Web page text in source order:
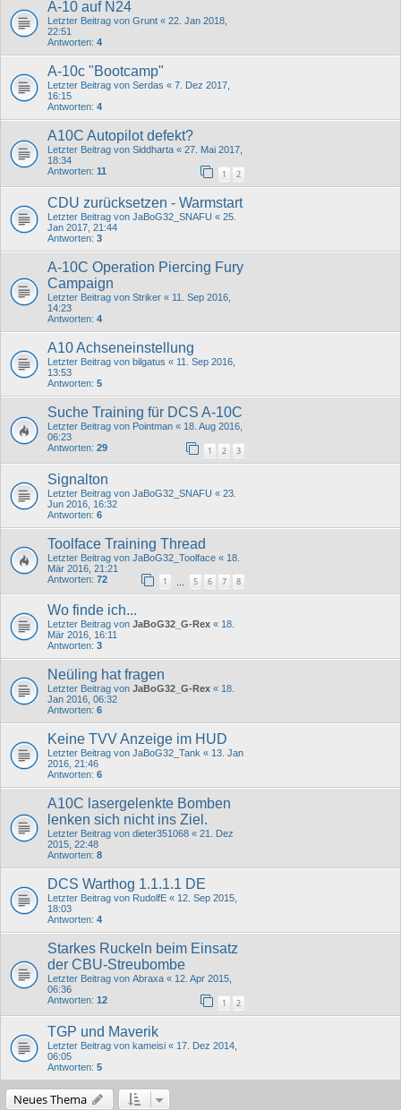
A-10 auf N24
Letzter Beitrag von Grunt « 22. Jan 2018,
22:51
Antworten: 4
A-10c "Bootcamp"
Letzter Beitrag von Serdas « 7. Dez 2017,
16:15
Antworten: 4
A10C Autopilot defekt?
Letzter Beitrag von Siddharta « 27. Mai 2017,
18:34
Antworten: 11 1 2
CDU zurücksetzen - Warmstart
Letzter Beitrag von JaBoG32_SNAFU « 25.
Jan 2017, 21:44
Antworten: 3
A-10C Operation Piercing Fury
Campaign
Letzter Beitrag von Striker « 11. Sep 2016,
14:23
Antworten: 4
A10 Achseneinstellung
Letzter Beitrag von bilgatus « 11. Sep 2016,
13:53
Antworten: 5
Suche Training für DCS A-10C
Letzter Beitrag von Pointman « 18. Aug 2016,
06:23
Antworten: 29 1 2 3
Signalton
Letzter Beitrag von JaBoG32_SNAFU « 23.
Jun 2016, 16:32
Antworten: 6
Toolface Training Thread
Letzter Beitrag von JaBoG32_Toolface « 18.
Mär 2016, 21:21
Antworten: 72 1 5 6 7 8
Wo finde ich...
Letzter Beitrag von JaBoG32_G-Rex « 18.
Mär 2016, 16:11
Antworten: 3
Neüling hat fragen
Letzter Beitrag von JaBoG32_G-Rex « 18.
Jan 2016, 06:32
Antworten: 6
Keine TVV Anzeige im HUD
Letzter Beitrag von JaBoG32_Tank « 13. Jan
2016, 21:46
Antworten: 6
A10C lasergelenkte Bomben
lenken sich nicht ins Ziel.
Letzter Beitrag von dieter351068 « 21. Dez
2015, 22:48
Antworten: 8
DCS Warthog 1.1.1.1 DE
Letzter Beitrag von RudolfE « 12. Sep 2015,
18:03
Antworten: 4
Starkes Ruckeln beim Einsatz
der CBU-Streubombe
Letzter Beitrag von Abraxa « 12. Apr 2015,
06:36
Antworten: 12 1 2
TGP und Maverik
Letzter Beitrag von kameisi « 17. Dez 2014,
06:05
Antworten: 5
Neues Thema